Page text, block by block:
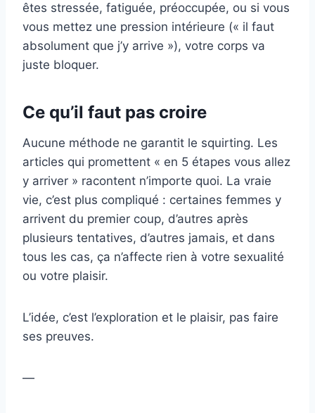
êtes stressée, fatiguée, préoccupée, ou si vous
vous mettez une pression intérieure (« il faut
absolument que j’y arrive »), votre corps va
juste bloquer.
Ce qu’il faut pas croire
Aucune méthode ne garantit le squirting. Les
articles qui promettent « en 5 étapes vous allez
y arriver » racontent n’importe quoi. La vraie
vie, c’est plus compliqué : certaines femmes y
arrivent du premier coup, d’autres après
plusieurs tentatives, d’autres jamais, et dans
tous les cas, ça n’affecte rien à votre sexualité
ou votre plaisir.
L’idée, c’est l’exploration et le plaisir, pas faire
ses preuves.
—